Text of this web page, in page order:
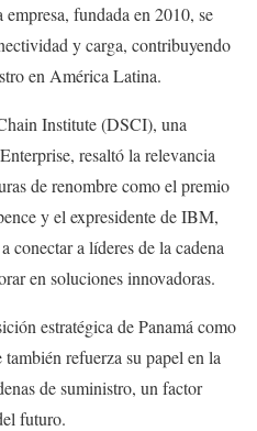
fundada en 2010, se
y carga, contribuyendo
en América Latina.
Institute (DSCI), una
resaltó la relevancia
de renombre como el premio
y el expresidente de IBM,
conectar a líderes de la cadena
en soluciones innovadoras.
estratégica de Panamá como
refuerza su papel en la
de suministro, un factor
futuro.